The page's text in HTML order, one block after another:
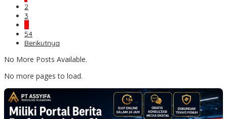
2
3
…
54
Berikutnya
No More Posts Available.
No more pages to load.